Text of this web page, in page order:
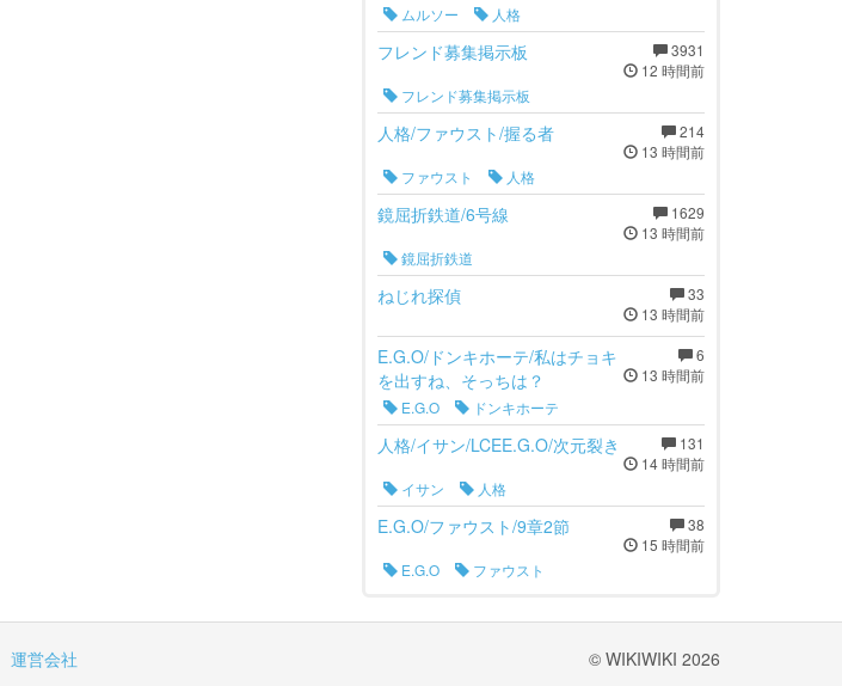
ムルソー
人格
3931
12 時間前
フレンド募集掲示板
フレンド募集掲示板
214
13 時間前
人格/ファウスト/握る者
ファウスト
人格
1629
13 時間前
鏡屈折鉄道/6号線
鏡屈折鉄道
33
13 時間前
ねじれ探偵
6
13 時間前
E.G.O/ドンキホーテ/私はチョキ
を出すね、そっちは？
E.G.O
ドンキホーテ
131
14 時間前
人格/イサン/LCEE.G.O/次元裂き
イサン
人格
38
15 時間前
E.G.O/ファウスト/9章2節
E.G.O ファウスト
運営会社 © WIKIWIKI 2026